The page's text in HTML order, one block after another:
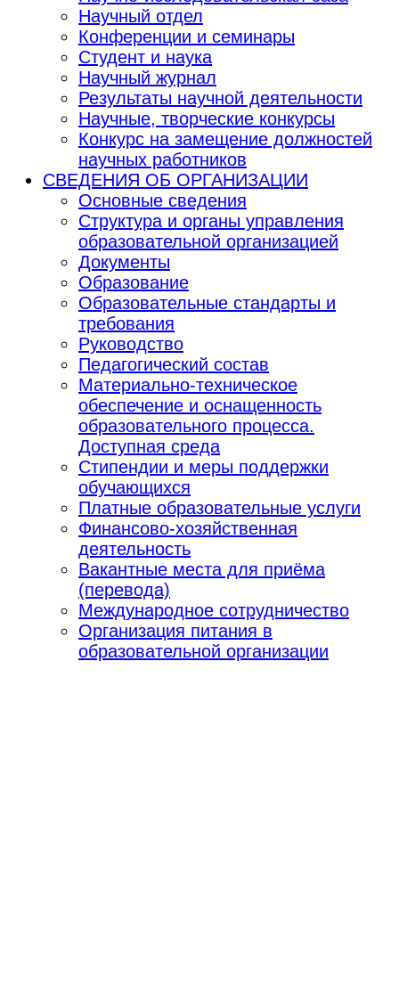
Научный отдел
Конференции и семинары
Студент и наука
Научный журнал
Результаты научной деятельности
Научные, творческие конкурсы
Конкурс на замещение должностей
научных работников
СВЕДЕНИЯ ОБ ОРГАНИЗАЦИИ
Основные сведения
Структура и органы управления
образовательной организацией
Документы
Образование
Образовательные стандарты и
требования
Руководство
Педагогический состав
Материально-техническое
обеспечение и оснащенность
образовательного процесса.
Доступная среда
Стипендии и меры поддержки
обучающихся
Платные образовательные услуги
Финансово-хозяйственная
деятельность
Вакантные места для приёма
(перевода)
Международное сотрудничество
Организация питания в
образовательной организации